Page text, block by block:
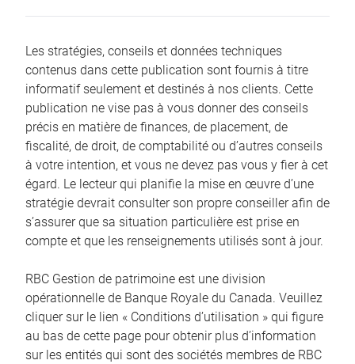
Les stratégies, conseils et données techniques
contenus dans cette publication sont fournis à titre
informatif seulement et destinés à nos clients. Cette
publication ne vise pas à vous donner des conseils
précis en matière de finances, de placement, de
fiscalité, de droit, de comptabilité ou d’autres conseils
à votre intention, et vous ne devez pas vous y fier à cet
égard. Le lecteur qui planifie la mise en œuvre d’une
stratégie devrait consulter son propre conseiller afin de
s’assurer que sa situation particulière est prise en
compte et que les renseignements utilisés sont à jour.
RBC Gestion de patrimoine est une division
opérationnelle de Banque Royale du Canada. Veuillez
cliquer sur le lien « Conditions d’utilisation » qui figure
au bas de cette page pour obtenir plus d’information
sur les entités qui sont des sociétés membres de RBC